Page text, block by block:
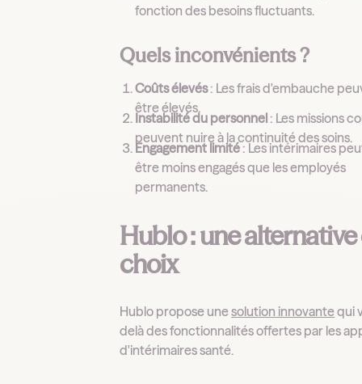
fonction des besoins fluctuants.
Quels inconvénients ?
Coûts élevés: Les frais d'embauche
être élevés.
Instabilité du personnel : Les missions
peuvent nuire à la continuité des soins.
Engagement limité: Les intérimaires
être moins engagés que les employés
permanents.
Hublo : une alternative
choix
Hublo propose unesolution innovantequi
delà des fonctionnalités offertes par les
d'intérimaires santé.